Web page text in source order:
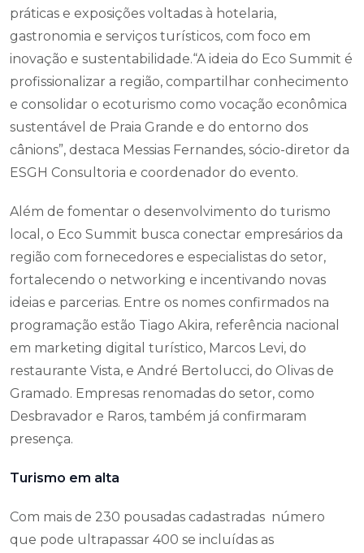
práticas e exposições voltadas à hotelaria,
gastronomia e serviços turísticos, com foco em
inovação e sustentabilidade.“A ideia do Eco Summit é
profissionalizar a região, compartilhar conhecimento
e consolidar o ecoturismo como vocação econômica
sustentável de Praia Grande e do entorno dos
cânions”, destaca Messias Fernandes, sócio-diretor da
ESGH Consultoria e coordenador do evento.
Além de fomentar o desenvolvimento do turismo
local, o Eco Summit busca conectar empresários da
região com fornecedores e especialistas do setor,
fortalecendo o networking e incentivando novas
ideias e parcerias. Entre os nomes confirmados na
programação estão Tiago Akira, referência nacional
em marketing digital turístico, Marcos Levi, do
restaurante Vista, e André Bertolucci, do Olivas de
Gramado. Empresas renomadas do setor, como
Desbravador e Raros, também já confirmaram
presença.
Turismo em alta
Com mais de 230 pousadas cadastradas número
que pode ultrapassar 400 se incluídas as